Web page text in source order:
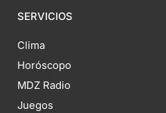
SERVICIOS
Clima
Horóscopo
MDZ Radio
Juegos